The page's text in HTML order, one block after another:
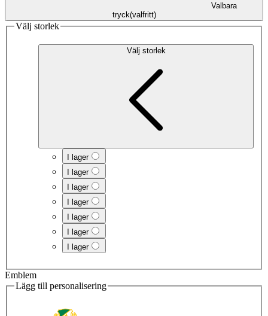
Valbara
tryck(valfritt)
Välj storlek
Välj storlek
I lager
I lager
I lager
I lager
I lager
I lager
I lager
Emblem
Lägg till personalisering